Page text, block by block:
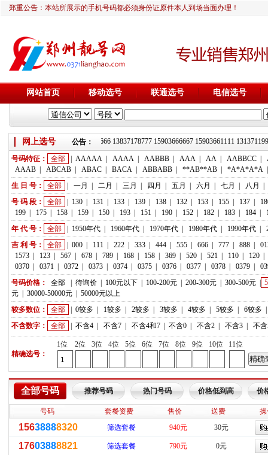
郑重公告：本站所展示的手机号码都必须身份证原件本人到场当面办理！
网站首页 移动选号 联通选号 电信选号
网上选号 公告：
靓号推荐：18236933666 13837178777 15903666667 15903661111
号码特征： 全部 AAAAA AAAA AABBB AAA AA AABBCC
AAAB
ABCAB ABAC BACA ABBABB **AB**AB *A*A*A*A
生 日 号：
全部 一月 二月 三月 四月 五月 六月 七月 八月
号 码 段：
全部 130 131 133 139 138 132 153 155 137
199
175 158 159 150 193 151 190 152 182 183 184
年 代 号：
全部 1950年代 1960年代 1970年代 1980年代 1990年代
吉 利 号：
全部 000 111 222 333 444 555 666 777 888
1573
123 567 678 789 168 158 369 520 521 110 120
0370
0371 0372 0373 0374 0375 0376 0377 0378 0379
号码价格：
全部 待询价 100元以下 100-200元 200-300元 300-500元
元
30000-50000元
50000元以上
较多数位：
全部 0较多 1较多 2较多 3较多 4较多 5较多 6较多
不含数字：
全部 不含4 不含7 不含4和7 不含0 不含2 不含3 不
精确选号：
1位 2位 3位 4位 5位 6位 7位 8位 9位 10位 11位
全部号码 推荐号码 热门号码 价格低到高 价
号码 套餐资费 售价 送费
15638888320 筛选套餐 940元 30元
17603888821 筛选套餐 790元 0元